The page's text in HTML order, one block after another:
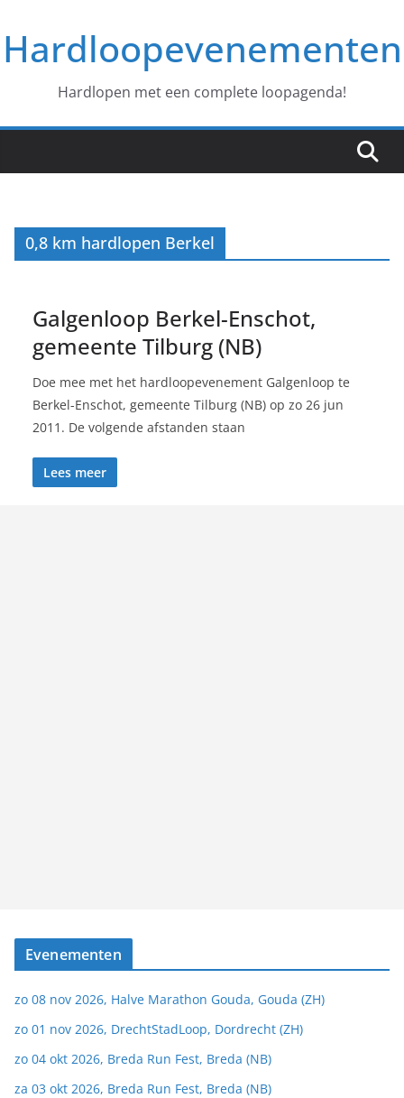
naar
deHardloopevenementen
Hardlopen met een complete loopagenda!
0,8 km hardlopen Berkel
Galgenloop Berkel-Enschot,
gemeente Tilburg (NB)
Doe mee met het hardloopevenement Galgenloop te
Berkel-Enschot, gemeente Tilburg (NB) op zo 26 jun
2011. De volgende afstanden staan
Lees meer
Evenementen
zo 08 nov 2026, Halve Marathon Gouda, Gouda (ZH)
zo 01 nov 2026, DrechtStadLoop, Dordrecht (ZH)
zo 04 okt 2026, Breda Run Fest, Breda (NB)
za 03 okt 2026, Breda Run Fest, Breda (NB)